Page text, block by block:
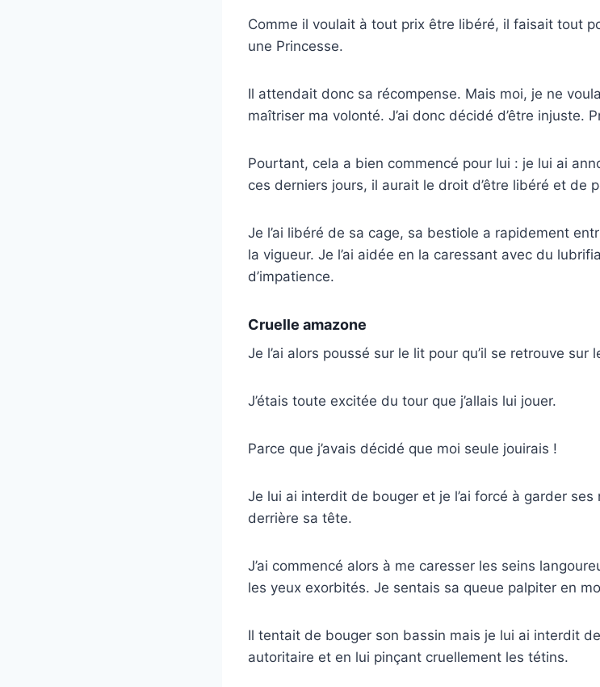
Comme il voulait à tout prix être libéré, il faisait tout
une Princesse.
Il attendait donc sa récompense. Mais moi, je ne
maîtriser ma volonté. J’ai donc décidé d’être injuste.
Pourtant, cela a bien commencé pour lui : je lui ai
ces derniers jours, il aurait le droit d’être libéré et de
Je l’ai libéré de sa cage, sa bestiole a rapidement
la vigueur. Je l’ai aidée en la caressant avec du
d’impatience.
Cruelle amazone
Je l’ai alors poussé sur le lit pour qu’il se retrouve sur
J’étais toute excitée du tour que j’allais lui jouer.
Parce que j’avais décidé que moi seule jouirais !
Je lui ai interdit de bouger et je l’ai forcé à garder
derrière sa tête.
J’ai commencé alors à me caresser les seins
les yeux exorbités. Je sentais sa queue palpiter en
Il tentait de bouger son bassin mais je lui ai interdit
autoritaire et en lui pinçant cruellement les tétins.